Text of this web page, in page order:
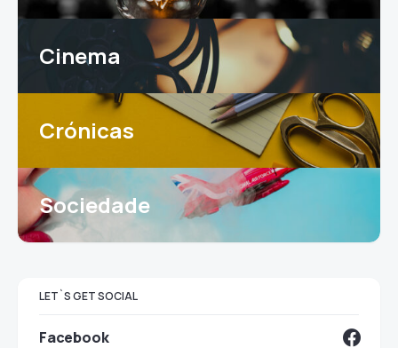
Cinema
Crónicas
Sociedade
LET`S GET SOCIAL
Facebook